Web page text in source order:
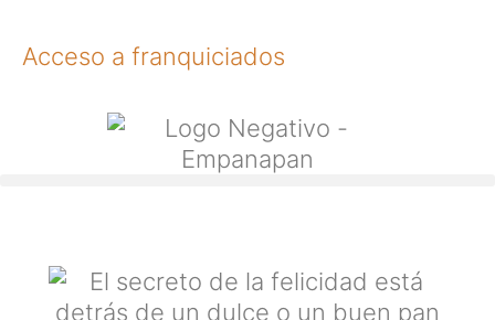
Acceso a franquiciados